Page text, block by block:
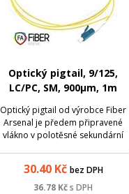
Optický pigtail, 9/125,
LC/PC, SM, 900µm, 1m
Optický pigtail od výrobce Fiber
Arsenal je předem připravené
vlákno v polotěsné sekundární
konektorem. Slouží k ukončení
optického kabelu v optickém
30.40Kč bez DPH
36.78 Kčs DPH